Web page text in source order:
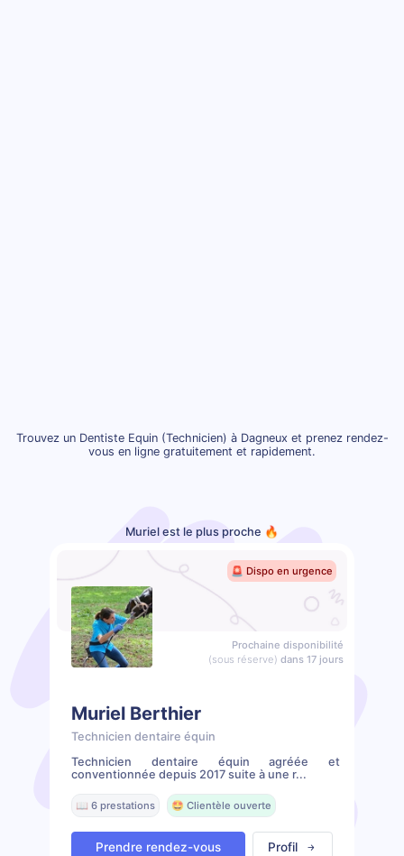
Trouvez un Dentiste Equin (Technicien) à Dagneux et prenez rendez-
vous en ligne gratuitement et rapidement.
Muriel est le plus proche 🔥
🚨 Dispo en urgence
Prochaine disponibilité
(sous réserve) dans 17 jours
Muriel Berthier
Technicien dentaire équin
Technicien dentaire équin agréée et
conventionnée depuis 2017 suite à une r...
📖 6 prestations 🤩 Clientèle ouverte
Prendre rendez-vous Profil